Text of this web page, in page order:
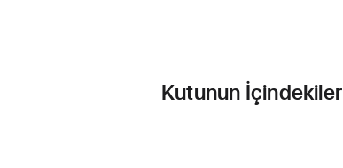
Kutunun İçindekiler